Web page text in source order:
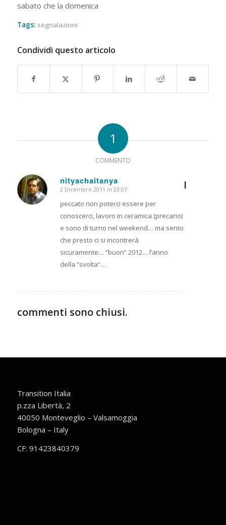
sabato che la domenica
Tags: segnalazioni
Condividi questo articolo
1
COMMENTO
nityachaitanya
dice:
2 Dicembre 2011 in 23:07
peccato non poterci essere per
conoscerci, lavoro in ceramica (precario)
e sono di turno nel weekend… ma sento
che presto ci si incontrerà
sicuramente… “buon” 2012… l’anno
della “svolta”…
I
commenti sono chiusi.
Transition Italia
p.zza Libertà, 2
40050 Monteveglio – Valsamoggia
Bologna – Italy
CF: 91423840379